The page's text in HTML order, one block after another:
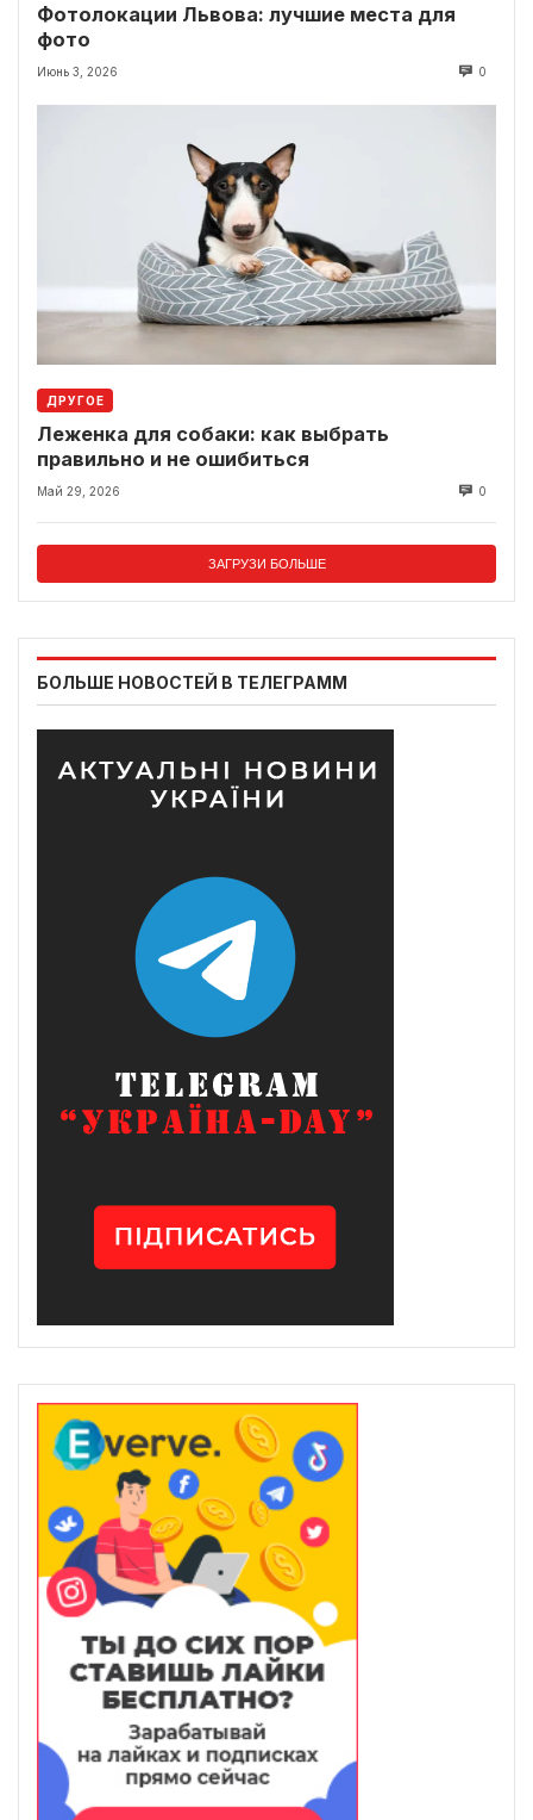
Фотолокации Львова: лучшие места для
фото
Июнь 3, 2026 0
ДРУГОЕ
Леженка для собаки: как выбрать
правильно и не ошибиться
Май 29, 2026 0
ЗАГРУЗИ БОЛЬШЕ
БОЛЬШЕ НОВОСТЕЙ В ТЕЛЕГРАММ